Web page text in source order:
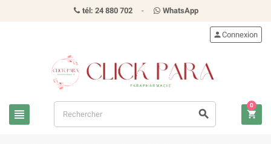
tél: 24 880 702 - WhatsApp
view_headline search
personConnexion
shopping_cart
0